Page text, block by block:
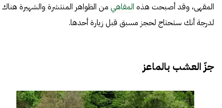
المقهى، وقد أصبحت هذه المقاهي من الظواهر المنتشرة والشهيرة هناك
لدرجة أنك ستحتاج لحجز مسبق قبل زيارة أحدها.
جزّ العشب بالماعز